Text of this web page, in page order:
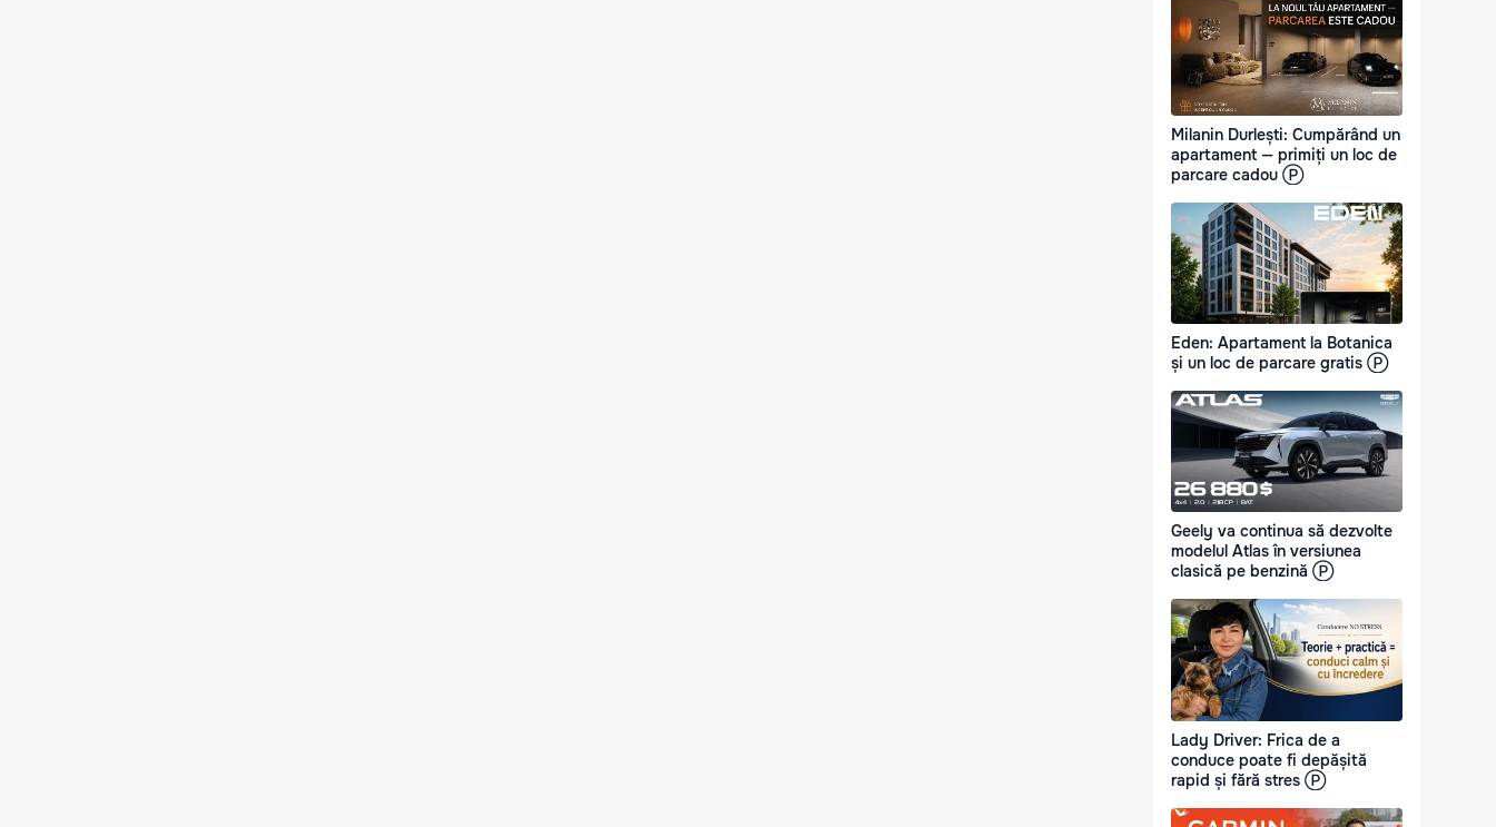
Milanin Durlești: Cumpărând un
apartament — primiți un loc de
parcare cadou Ⓟ
Eden: Apartament la Botanica
și un loc de parcare gratis Ⓟ
Geely va continua să dezvolte
modelul Atlas în versiunea
clasică pe benzină Ⓟ
Lady Driver: Frica de a
conduce poate fi depășită
rapid și fără stres Ⓟ